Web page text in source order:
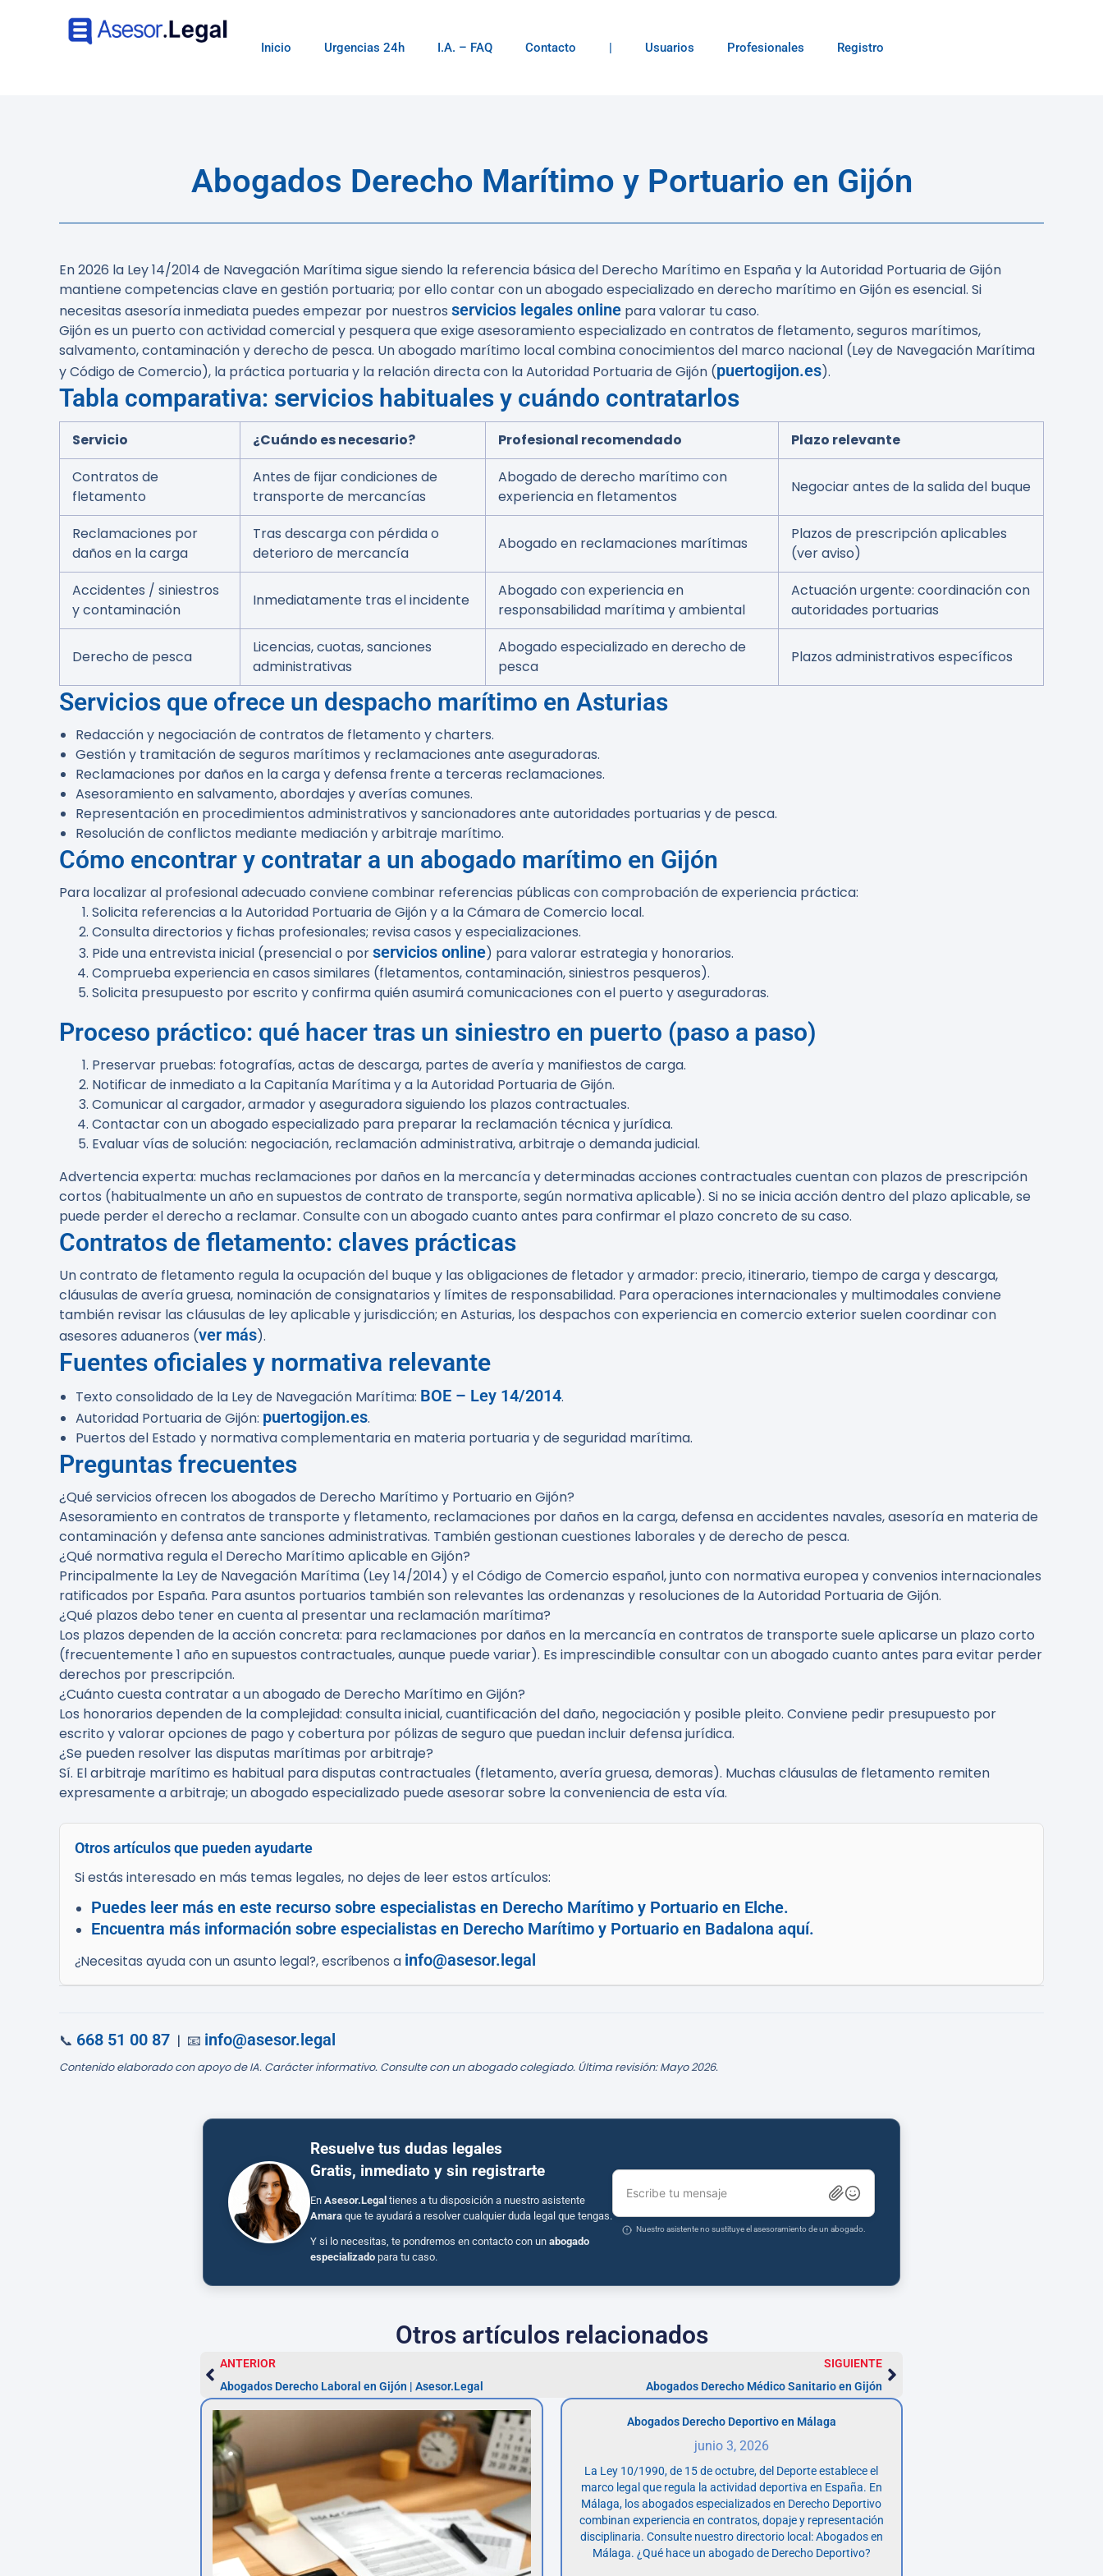
Inicio Urgencias 24h I.A. – FAQ Contacto | Usuarios Profesionales Registro
Abogados Derecho Marítimo y Portuario en Gijón
En 2026 la Ley 14/2014 de Navegación Marítima sigue siendo la referencia básica del Derecho Marítimo en España y la Autoridad Portuaria de Gijón
mantiene competencias clave en gestión portuaria; por ello contar con un abogado especializado en derecho marítimo en Gijón es esencial. Si
necesitas asesoría inmediata puedes empezar por nuestros servicios legales online para valorar tu caso.
Gijón es un puerto con actividad comercial y pesquera que exige asesoramiento especializado en contratos de fletamento, seguros marítimos,
salvamento, contaminación y derecho de pesca. Un abogado marítimo local combina conocimientos del marco nacional (Ley de Navegación Marítima
y Código de Comercio), la práctica portuaria y la relación directa con la Autoridad Portuaria de Gijón (puertogijon.es).
Tabla comparativa: servicios habituales y cuándo contratarlos
Servicio ¿Cuándo es necesario? Profesional recomendado
Plazo relevante
Contratos de
fletamento
Antes de fijar condiciones de
transporte de mercancías
Abogado de derecho marítimo con
experiencia en fletamentos
Negociar antes de la salida del buque
Reclamaciones por
daños en la carga
Tras descarga con pérdida o
deterioro de mercancía
Abogado en reclamaciones marítimas
Plazos de prescripción aplicables
(ver aviso)
Accidentes / siniestros
y contaminación
Inmediatamente tras el incidente
Abogado con experiencia en
responsabilidad marítima y ambiental
Actuación urgente: coordinación con
autoridades portuarias
Derecho de pesca
Licencias, cuotas, sanciones
administrativas
Abogado especializado en derecho de
pesca
Plazos administrativos específicos
Servicios que ofrece un despacho marítimo en Asturias
Redacción y negociación de contratos de fletamento y charters.
Gestión y tramitación de seguros marítimos y reclamaciones ante aseguradoras.
Reclamaciones por daños en la carga y defensa frente a terceras reclamaciones.
Asesoramiento en salvamento, abordajes y averías comunes.
Representación en procedimientos administrativos y sancionadores ante autoridades portuarias y de pesca.
Resolución de conflictos mediante mediación y arbitraje marítimo.
Cómo encontrar y contratar a un abogado marítimo en Gijón
Para localizar al profesional adecuado conviene combinar referencias públicas con comprobación de experiencia práctica:
Solicita referencias a la Autoridad Portuaria de Gijón y a la Cámara de Comercio local.
Consulta directorios y fichas profesionales; revisa casos y especializaciones.
Pide una entrevista inicial (presencial o porservicios online) para valorar estrategia y honorarios.
Comprueba experiencia en casos similares (fletamentos, contaminación, siniestros pesqueros).
Solicita presupuesto por escrito y confirma quién asumirá comunicaciones con el puerto y aseguradoras.
Proceso práctico: qué hacer tras un siniestro en puerto (paso a paso)
Preservar pruebas: fotografías, actas de descarga, partes de avería y manifiestos de carga.
Notificar de inmediato a la Capitanía Marítima y a la Autoridad Portuaria de Gijón.
Comunicar al cargador, armador y aseguradora siguiendo los plazos contractuales.
Contactar con un abogado especializado para preparar la reclamación técnica y jurídica.
Evaluar vías de solución: negociación, reclamación administrativa, arbitraje o demanda judicial.
Advertencia experta: muchas reclamaciones por daños en la mercancía y determinadas acciones contractuales cuentan con plazos de prescripción
cortos (habitualmente un año en supuestos de contrato de transporte, según normativa aplicable). Si no se inicia acción dentro del plazo aplicable, se
puede perder el derecho a reclamar. Consulte con un abogado cuanto antes para confirmar el plazo concreto de su caso.
Contratos de fletamento: claves prácticas
Un contrato de fletamento regula la ocupación del buque y las obligaciones de fletador y armador: precio, itinerario, tiempo de carga y descarga,
cláusulas de avería gruesa, nominación de consignatarios y límites de responsabilidad. Para operaciones internacionales y multimodales conviene
también revisar las cláusulas de ley aplicable y jurisdicción; en Asturias, los despachos con experiencia en comercio exterior suelen coordinar con
asesores aduaneros (ver más).
Fuentes oficiales y normativa relevante
Texto consolidado de la Ley de Navegación Marítima: BOE – Ley 14/2014.
Autoridad Portuaria de Gijón: puertogijon.es.
Puertos del Estado y normativa complementaria en materia portuaria y de seguridad marítima.
Preguntas frecuentes
¿Qué servicios ofrecen los abogados de Derecho Marítimo y Portuario en Gijón?
Asesoramiento en contratos de transporte y fletamento, reclamaciones por daños en la carga, defensa en accidentes navales, asesoría en materia de
contaminación y defensa ante sanciones administrativas. También gestionan cuestiones laborales y de derecho de pesca.
¿Qué normativa regula el Derecho Marítimo aplicable en Gijón?
Principalmente la Ley de Navegación Marítima (Ley 14/2014) y el Código de Comercio español, junto con normativa europea y convenios internacionales
ratificados por España. Para asuntos portuarios también son relevantes las ordenanzas y resoluciones de la Autoridad Portuaria de Gijón.
¿Qué plazos debo tener en cuenta al presentar una reclamación marítima?
Los plazos dependen de la acción concreta: para reclamaciones por daños en la mercancía en contratos de transporte suele aplicarse un plazo corto
(frecuentemente 1 año en supuestos contractuales, aunque puede variar). Es imprescindible consultar con un abogado cuanto antes para evitar perder
derechos por prescripción.
¿Cuánto cuesta contratar a un abogado de Derecho Marítimo en Gijón?
Los honorarios dependen de la complejidad: consulta inicial, cuantificación del daño, negociación y posible pleito. Conviene pedir presupuesto por
escrito y valorar opciones de pago y cobertura por pólizas de seguro que puedan incluir defensa jurídica.
¿Se pueden resolver las disputas marítimas por arbitraje?
Sí. El arbitraje marítimo es habitual para disputas contractuales (fletamento, avería gruesa, demoras). Muchas cláusulas de fletamento remiten
expresamente a arbitraje; un abogado especializado puede asesorar sobre la conveniencia de esta vía.
Otros artículos que pueden ayudarte
Si estás interesado en más temas legales, no dejes de leer estos artículos:
Puedes leer más en este recurso sobre especialistas en Derecho Marítimo y Portuario en Elche.
Encuentra más información sobre especialistas en Derecho Marítimo y Portuario en Badalona aquí.
¿Necesitas ayuda con un asunto legal?, escríbenos a info@asesor.legal
📞 668 51 00 87 | 📧 info@asesor.legal
Contenido elaborado con apoyo de IA. Carácter informativo. Consulte con un abogado colegiado. Última revisión: Mayo 2026.
Resuelve tus dudas legales
Gratis, inmediato y sin registrarte
En Asesor.Legal tienes a tu disposición a nuestro asistente
Amara que te ayudará a resolver cualquier duda legal que tengas.
Y si lo necesitas, te pondremos en contacto con un abogado
especializado para tu caso.
Escribe tu mensaje
Nuestro asistente no sustituye el asesoramiento de un abogado.
Otros artículos relacionados
ANTERIOR
Abogados Derecho Laboral en Gijón | Asesor.Legal
SIGUIENTE
Abogados Derecho Médico Sanitario en Gijón
Abogados Derecho Deportivo en Málaga
junio 3, 2026
La Ley 10/1990, de 15 de octubre, del Deporte establece el
marco legal que regula la actividad deportiva en España. En
Málaga, los abogados especializados en Derecho Deportivo
combinan experiencia en contratos, dopaje y representación
disciplinaria. Consulte nuestro directorio local: Abogados en
Málaga. ¿Qué hace un abogado de Derecho Deportivo?